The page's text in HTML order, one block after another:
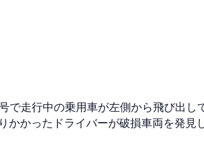
走行中の乗用車が左側から飛び出
かったドライバーが破損車両を発見